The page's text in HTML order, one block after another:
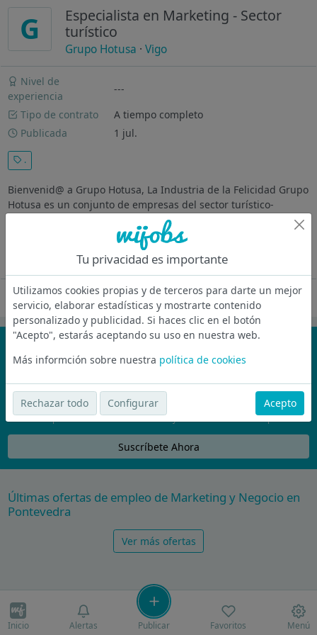
G
Especialista en Marketing - Sector
turístico
Grupo Hotusa ·Vigo
Nivel de
experiencia
---
Tipo de contrato
A tiempo completo
Publicada
1 jul.
.
Bienvenid@ a Grupo Hotusa, La Industria de la Felicidad Grupo
Hotusa es un conjunto de empresas del sector turístico-
hotelero internacional. Desde 1977 y con más de 6000
empleados en todo el mundo, impulsamos la industria
Oferta desactivada
¡No te pierdas nada!
Únete a la comunidad de wijobs y recibe por email las mejores
ofertas de empleo
Nunca compartiremos tu email con nadie y no te vamos a enviar spam
Suscríbete Ahora
Últimas ofertas de empleo de Marketing y Negocio en
Pontevedra
Ver más ofertas
Inicio Alertas Publicar Favoritos Menú
Tu privacidad es importante
Utilizamos cookies propias y de terceros para darte un mejor
servicio, elaborar estadísticas y mostrarte contenido
personalizado y publicidad. Si haces clic en el botón
"Acepto", estarás aceptando su uso en nuestra web.
Más informción sobre nuestra política de cookies
Rechazar todo Configurar Acepto